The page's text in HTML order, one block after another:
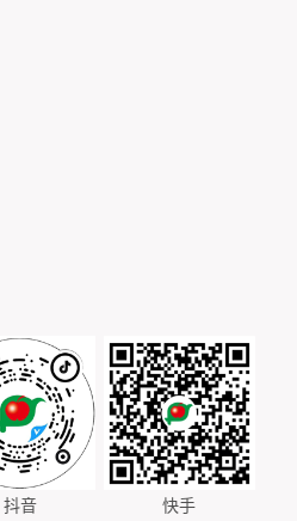
抖音
快手